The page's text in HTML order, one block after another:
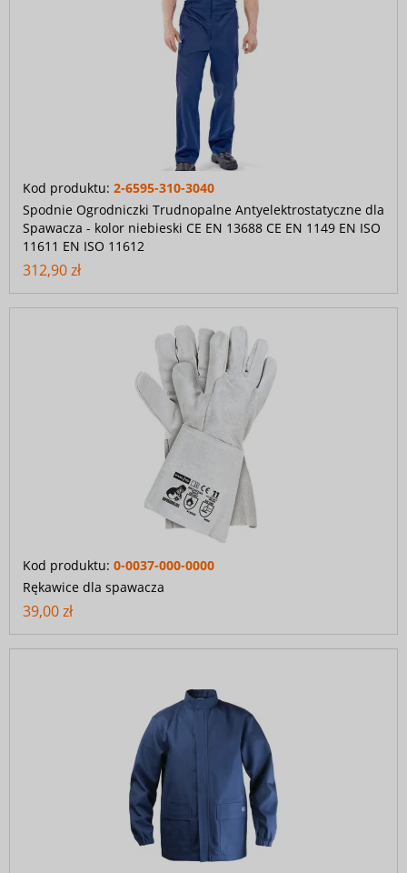
Kod produktu: 2-6595-310-3040
Spodnie Ogrodniczki Trudnopalne Antyelektrostatyczne dla
Spawacza - kolor niebieski CE EN 13688 CE EN 1149 EN ISO
11611 EN ISO 11612
312,90 zł
Kod produktu: 0-0037-000-0000
Rękawice dla spawacza
39,00 zł